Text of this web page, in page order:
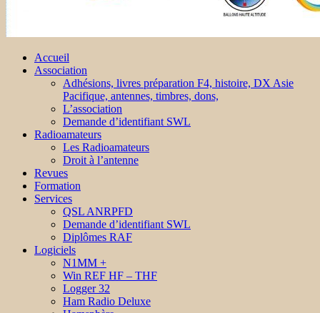
Accueil
Association
Adhésions, livres préparation F4, histoire, DX Asie
Pacifique, antennes, timbres, dons,
L’association
Demande d’identifiant SWL
Radioamateurs
Les Radioamateurs
Droit à l’antenne
Revues
Formation
Services
QSL ANRPFD
Demande d’identifiant SWL
Diplômes RAF
Logiciels
N1MM +
Win REF HF – THF
Logger 32
Ham Radio Deluxe